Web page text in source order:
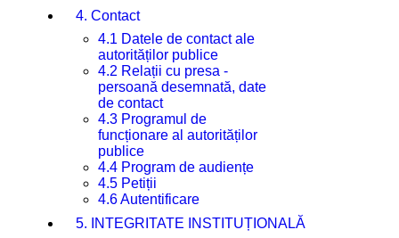
4. Contact
4.1 Datele de contact ale
autorităților publice
4.2 Relații cu presa -
persoană desemnată, date
de contact
4.3 Programul de
funcționare al autorităților
publice
4.4 Program de audiențe
4.5 Petiții
4.6 Autentificare
5. INTEGRITATE INSTITUȚIONALĂ